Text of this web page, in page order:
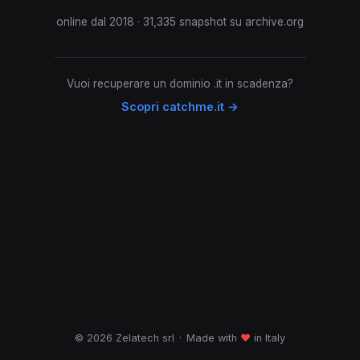
online dal 2018 · 31,335 snapshot su archive.org
Vuoi recuperare un dominio .it in scadenza?
Scopri catchme.it →
© 2026 Zelatech srl · Made with ♥ in Italy